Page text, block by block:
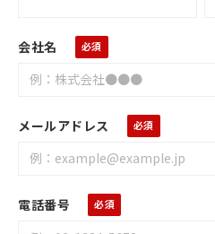
会社名
メールアドレス
電話番号